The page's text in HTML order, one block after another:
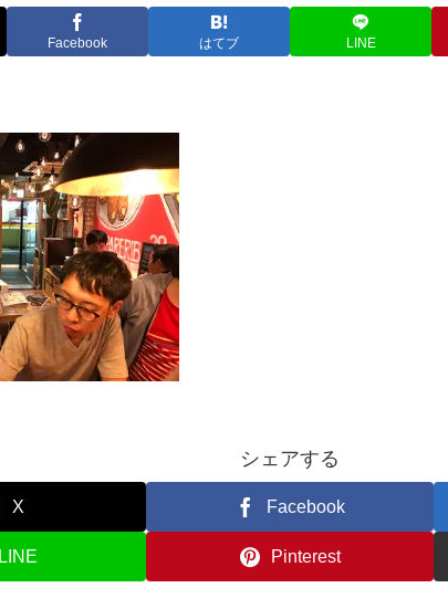
Facebook はてブ LINE
シェアする
X Facebook
LINE Pinterest